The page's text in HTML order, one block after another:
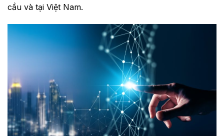
cầu và tại Việt Nam.